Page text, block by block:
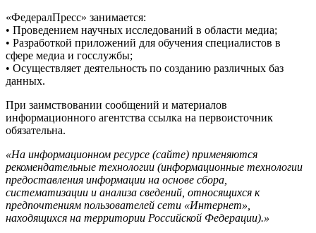
«ФедералПресс» занимается:
• Проведением научных исследований в области медиа;
• Разработкой приложений для обучения специалистов в
сфере медиа и госслужбы;
• Осуществляет деятельность по созданию различных баз
данных.
При заимствовании сообщений и материалов
информационного агентства ссылка на первоисточник
обязательна.
«На информационном ресурсе (сайте) применяются
рекомендательные технологии (информационные технологии
предоставления информации на основе сбора,
систематизации и анализа сведений, относящихся к
предпочтениям пользователей сети «Интернет»,
находящихся на территории Российской Федерации).»